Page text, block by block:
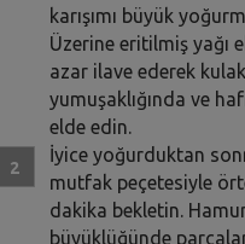
karışımı büyük
Üzerine eritilmiş yağı
azar ilave ederek
yumuşaklığında ve
elde edin.
İyice yoğurduktan
mutfak peçetesiyle
dakika bekletin.
büyüklüğünde